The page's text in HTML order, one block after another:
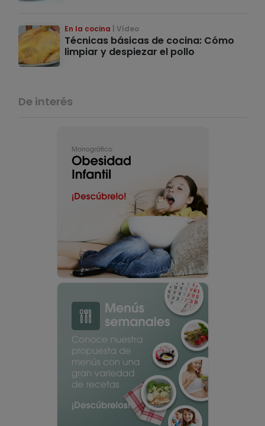
En la cocina Vídeo
Técnicas básicas de cocina: Cómo
limpiar y despiezar el pollo
De interés